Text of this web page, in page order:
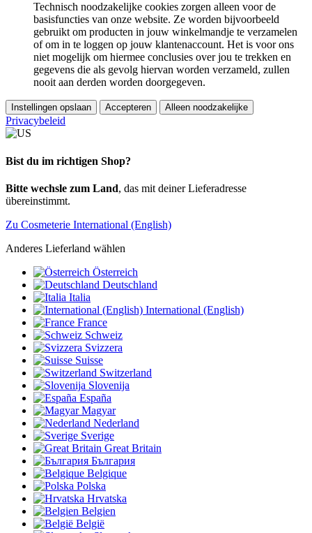
Technisch noodzakelijke cookies zorgen alleen voor de
basisfuncties van onze website. Ze worden bijvoorbeeld
gebruikt om producten in jouw winkelmandje te verzamelen
of om in te loggen op jouw klantenaccount. Het is voor ons
niet mogelijk om hiermee conclusies over jou te trekken en
gegevens die als gevolg hiervan worden verzameld, zullen
nooit aan derden worden doorgegeven.
Instellingen opslaan Accepteren Alleen noodzakelijke
Privacybeleid
Bist du im richtigen Shop?
Bitte wechsle zum Land, das mit deiner Lieferadresse
übereinstimmt.
Zu Cosmeterie International (English)
Anderes Lieferland wählen
Österreich
Deutschland
Italia
International (English)
France
Schweiz
Svizzera
Suisse
Switzerland
Slovenija
España
Magyar
Nederland
Sverige
Great Britain
България
Belgique
Polska
Hrvatska
Belgien
België